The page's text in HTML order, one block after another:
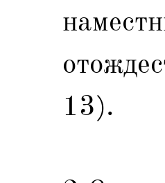
13).